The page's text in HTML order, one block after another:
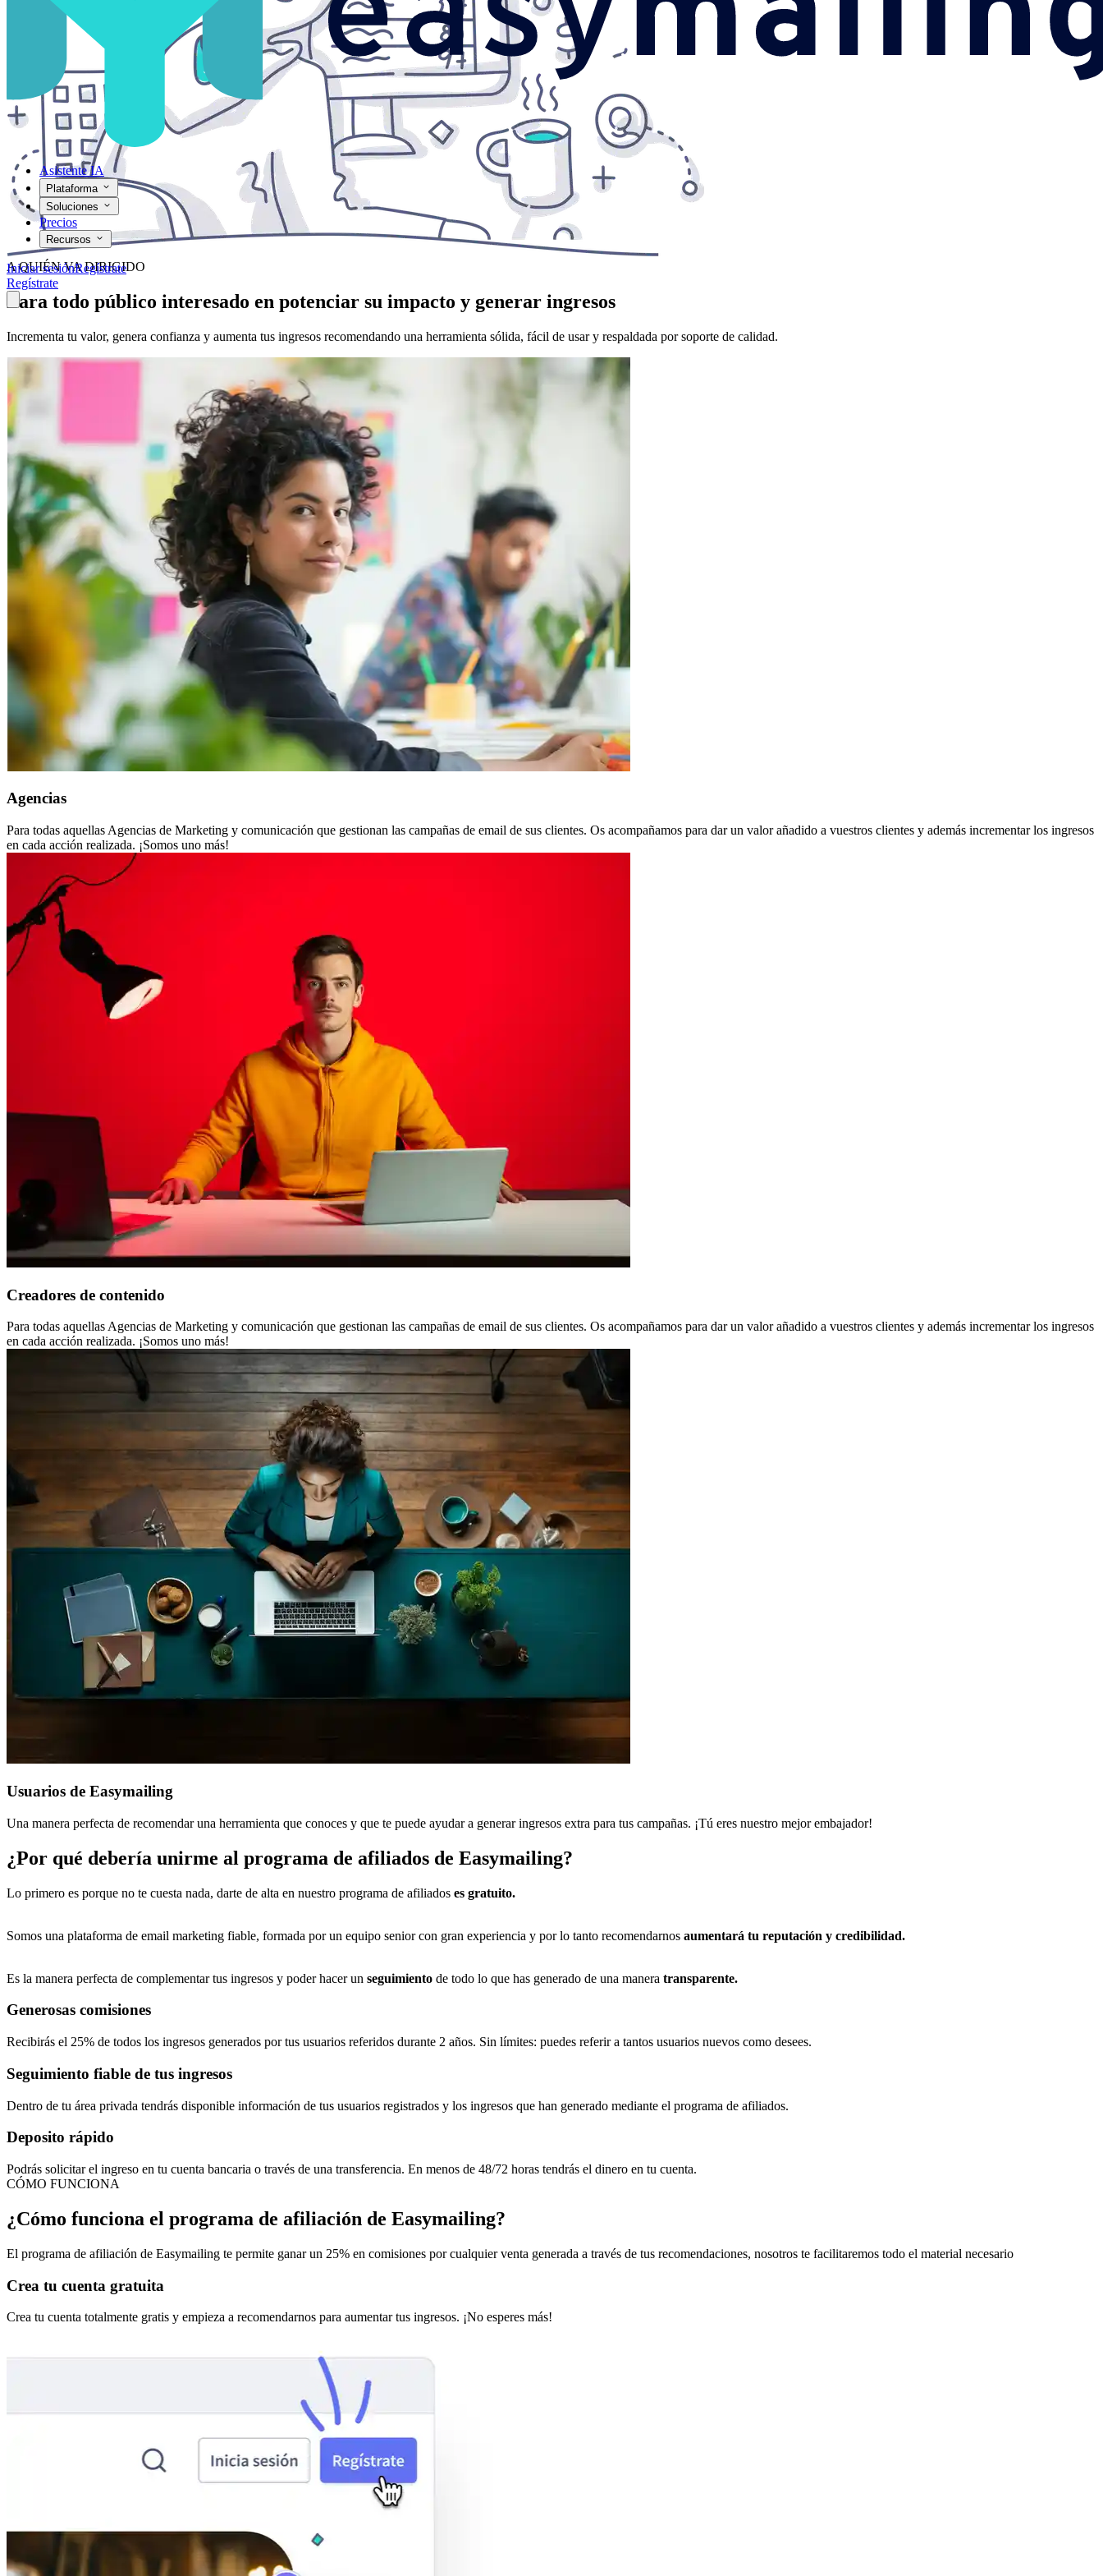
Asistente IA
Plataforma
Soluciones
Precios
Recursos
Iniciar sesiónRegístrate
Regístrate
A QUIÉN VA DIRIGIDO
Para todo público interesado en potenciar su impacto y generar ingresos
Incrementa tu valor, genera confianza y aumenta tus ingresos recomendando una herramienta sólida, fácil de usar y respaldada por soporte de calidad.
Agencias
Para todas aquellas Agencias de Marketing y comunicación que gestionan las campañas de email de sus clientes. Os acompañamos para dar un valor añadido a vuestros clientes y además incrementar los ingresos
en cada acción realizada. ¡Somos uno más!
Creadores de contenido
Para todas aquellas Agencias de Marketing y comunicación que gestionan las campañas de email de sus clientes. Os acompañamos para dar un valor añadido a vuestros clientes y además incrementar los ingresos
en cada acción realizada. ¡Somos uno más!
Usuarios de Easymailing
Una manera perfecta de recomendar una herramienta que conoces y que te puede ayudar a generar ingresos extra para tus campañas. ¡Tú eres nuestro mejor embajador!
¿Por qué debería unirme al programa de afiliados de Easymailing?
Lo primero es porque no te cuesta nada, darte de alta en nuestro programa de afiliados es gratuito.
Somos una plataforma de email marketing fiable, formada por un equipo senior con gran experiencia y por lo tanto recomendarnos aumentará tu reputación y credibilidad.
Es la manera perfecta de complementar tus ingresos y poder hacer un seguimiento de todo lo que has generado de una manera transparente.
Generosas comisiones
Recibirás el 25% de todos los ingresos generados por tus usuarios referidos durante 2 años. Sin límites: puedes referir a tantos usuarios nuevos como desees.
Seguimiento fiable de tus ingresos
Dentro de tu área privada tendrás disponible información de tus usuarios registrados y los ingresos que han generado mediante el programa de afiliados.
Deposito rápido
Podrás solicitar el ingreso en tu cuenta bancaria o través de una transferencia. En menos de 48/72 horas tendrás el dinero en tu cuenta.
CÓMO FUNCIONA
¿Cómo funciona el programa de afiliación de Easymailing?
El programa de afiliación de Easymailing te permite ganar un 25% en comisiones por cualquier venta generada a través de tus recomendaciones, nosotros te facilitaremos todo el material necesario
Crea tu cuenta gratuita
Crea tu cuenta totalmente gratis y empieza a recomendarnos para aumentar tus ingresos. ¡No esperes más!